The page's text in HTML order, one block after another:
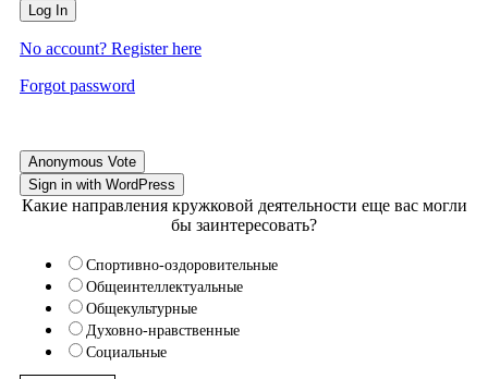
Log In
No account? Register here
Forgot password
Anonymous Vote
Sign in with WordPress
Какие направления кружковой деятельности еще вас могли
бы заинтересовать?
Спортивно-оздоровительные
Общеинтеллектуальные
Общекультурные
Духовно-нравственные
Социальные